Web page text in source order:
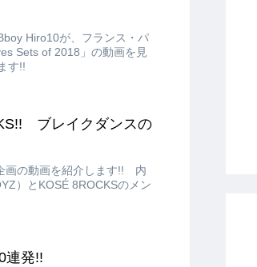
Hiro10が、フランス・パ
Sets of 2018」の動画を見
す!!
ブレイクダンスの
画の動画を紹介します!! 内
）とKOSÉ 8ROCKSのメン
連発!!